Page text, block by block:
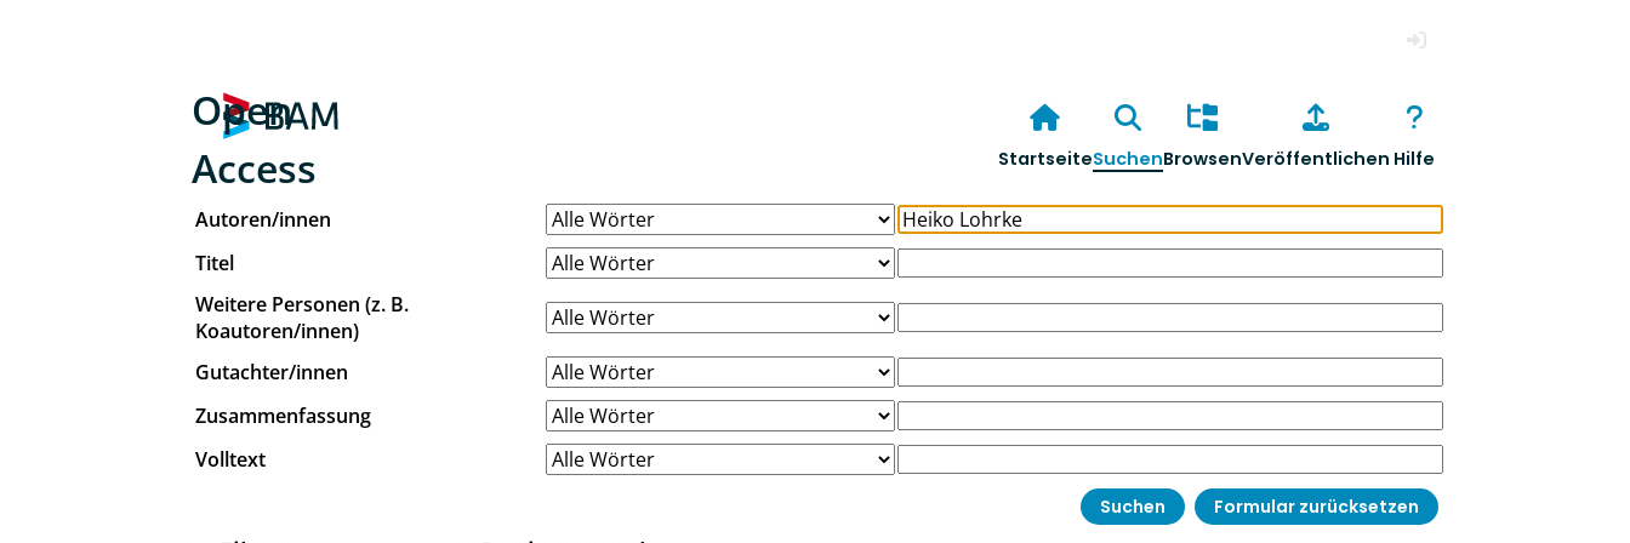
Open
Access
StartseiteSuchenBrowsenVeröffentlichen Hilfe
Autoren/innen
Titel
Weitere Personen (z. B.
Koautoren/innen)
Gutachter/innen
Zusammenfassung
Volltext